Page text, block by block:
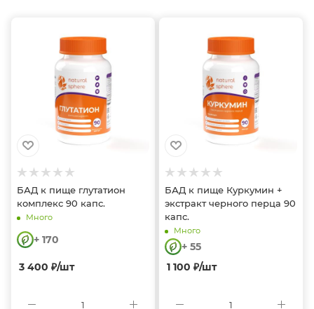
БАД к пище глутатион
комплекс 90 капс.
Много
+ 170
3 400 ₽/шт
БАД к пище Куркумин +
экстракт черного перца 90
капс.
Много
+ 55
1 100 ₽/шт